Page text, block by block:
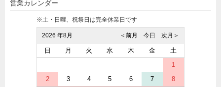
営業カレンダー
※土・日曜、祝祭日は完全休業日です
2026 年8月 次月＞
今日
＜前月
日 月 火 水 木 金
土
1
2
3 4 5 6 7
8